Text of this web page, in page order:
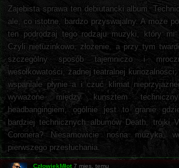
Zajebista sprawa ten debiutancki album.
ale, co istotne, bardzo przyswajalny. A może
ten podrodzaj tego rodzaju muzyki, który mi
Czyli nietuzinkowo, złożenie, a przy tym
szczególny sposób tajemniczo i
wesołkowatości, żadnej teatralnej kuriozalności;
wspaniale płynie a i czuć klimat
wyważone między kunsztem
headbangingiem, ogólnie jest to granie
bardziej technicznych albumów Death, trójki
Coronera? Niesamowicie nośna muzyka,
pierwszego przesłuchania.
CzłowiekMłot 7 mies. temu